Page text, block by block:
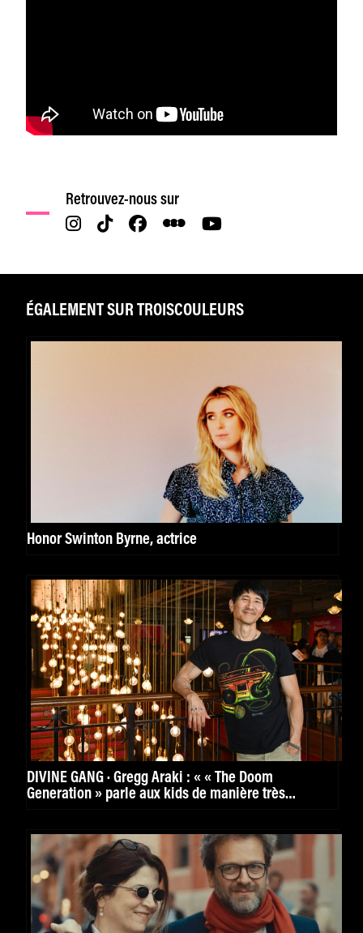
Retrouvez-nous sur
ÉGALEMENT SUR TROISCOULEURS
Honor Swinton Byrne, actrice
DIVINE GANG · Gregg Araki : « « The Doom
Generation » parle aux kids de manière très